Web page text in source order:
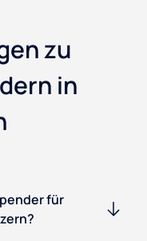
zu
in
für